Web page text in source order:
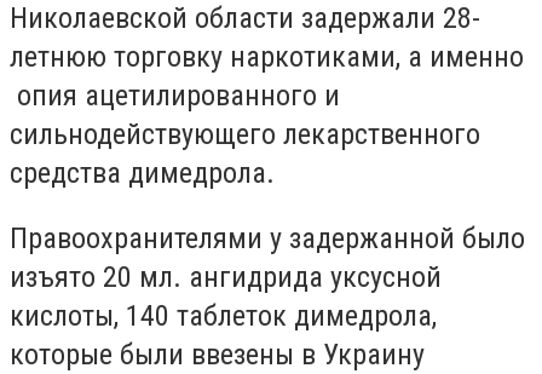
Николаевской области задержали 28-
летнюю торговку наркотиками, а именно
опия ацетилированного и
сильнодействующего лекарственного
средства димедрола.
Правоохранителями у задержанной было
изъято 20 мл. ангидрида уксусной
кислоты, 140 таблеток димедрола,
которые были ввезены в Украину